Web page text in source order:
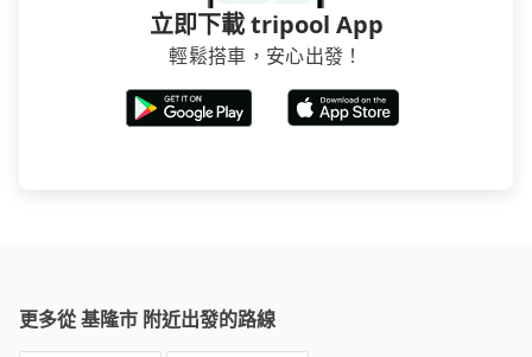
立即下載 tripool App
輕鬆搭車，安心出發！
更多從 基隆市 附近出發的路線